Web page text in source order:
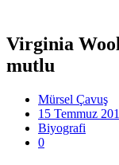
Virginia
mutlu
Mürsel Çavuş
15 Temmuz
Biyografi
0